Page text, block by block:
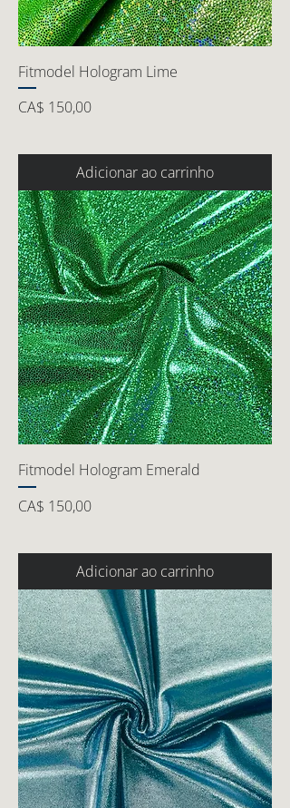
Fitmodel Hologram Lime
Preço
CA$ 150,00
Adicionar ao carrinho
Fitmodel Hologram Emerald
Preço
CA$ 150,00
Adicionar ao carrinho